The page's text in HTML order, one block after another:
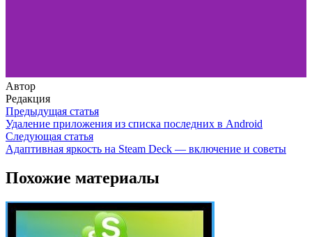
Автор
Редакция
Предыдущая статья
Удаление приложения из списка последних в Android
Следующая статья
Адаптивная яркость на Steam Deck — включение и советы
Похожие материалы